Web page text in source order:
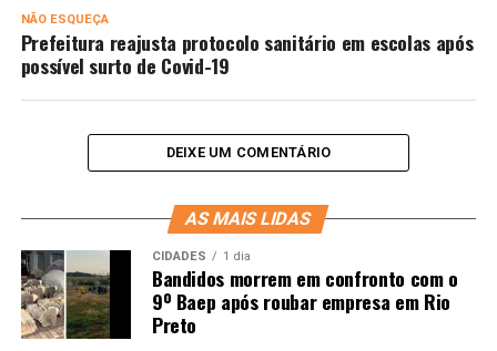
NÃO ESQUEÇA
Prefeitura reajusta protocolo sanitário em escolas após
possível surto de Covid-19
DEIXE UM COMENTÁRIO
AS MAIS LIDAS
CIDADES 1 dia
Bandidos morrem em confronto com o
9º Baep após roubar empresa em Rio
Preto